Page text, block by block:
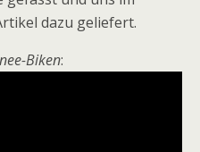
dazu geliefert.
Biken: